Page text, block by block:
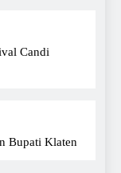
Candi
Bupati Klaten